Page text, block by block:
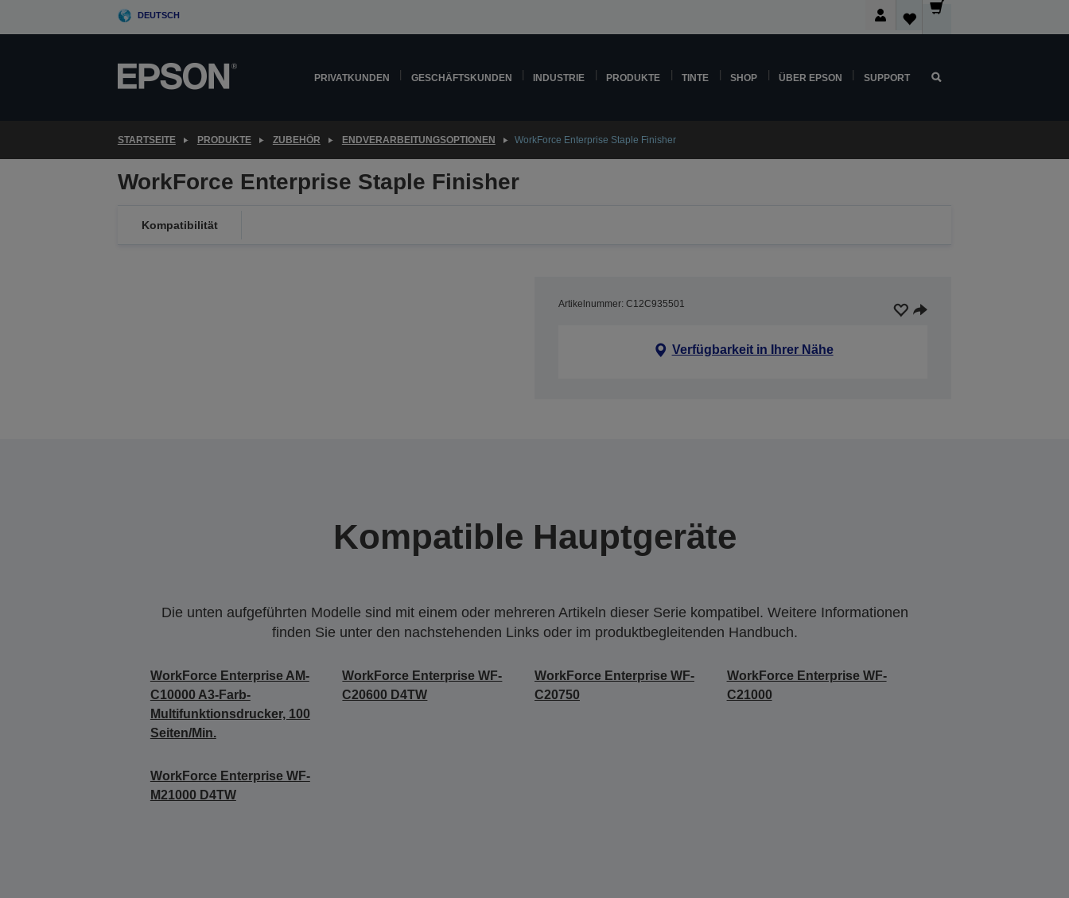
DEUTSCH
PRIVATKUNDEN GESCHÄFTSKUNDEN INDUSTRIE PRODUKTE TINTE SHOP ÜBER EPSON SUPPORT
STARTSEITE PRODUKTE ZUBEHÖR ENDVERARBEITUNGSOPTIONEN WorkForce Enterprise Staple Finisher
WorkForce Enterprise Staple Finisher
Kompatibilität
Artikelnummer: C12C935501
Verfügbarkeit in Ihrer Nähe
Kompatible Hauptgeräte
Die unten aufgeführten Modelle sind mit einem oder mehreren Artikeln dieser Serie kompatibel. Weitere Informationen
finden Sie unter den nachstehenden Links oder im produktbegleitenden Handbuch.
WorkForce Enterprise AM-
C10000 A3-Farb-
Multifunktionsdrucker, 100
Seiten/Min.
WorkForce Enterprise WF-
C20600 D4TW
WorkForce Enterprise WF-
C20750
WorkForce Enterprise WF-
C21000
WorkForce Enterprise WF-
M21000 D4TW